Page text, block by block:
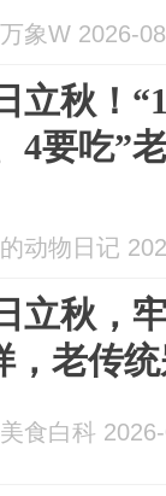
象W 2026-
立秋！
4要吃”
动物日记
立秋，
，老传
食白科